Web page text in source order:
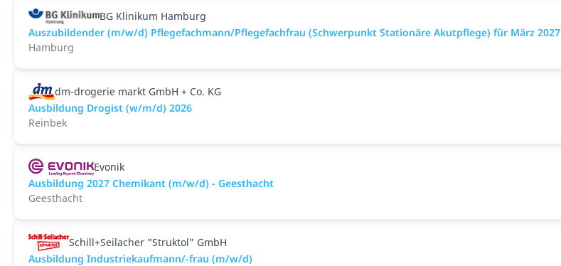
BG Klinikum Hamburg
Auszubildender (m/w/d) Pflegefachmann/Pflegefachfrau (Schwerpunkt Stationäre Akutpflege) für März 2027
Hamburg
dm-drogerie markt GmbH + Co. KG
Ausbildung Drogist (w/m/d) 2026
Reinbek
Evonik
Ausbildung 2027 Chemikant (m/w/d) - Geesthacht
Geesthacht
Schill+Seilacher "Struktol" GmbH
Ausbildung Industriekaufmann/-frau (m/w/d)